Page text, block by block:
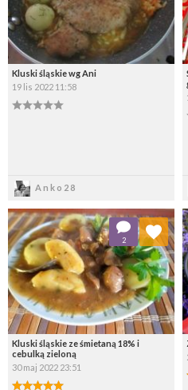
Kluski śląskie wg Ani
19 lis 2022 11:58
Anko28
Kluski śląskie ze śmietaną 18% i
cebulką zieloną
30 maj 2022 23:51
2
Dodaj do ulubionych
Wybierz listę: